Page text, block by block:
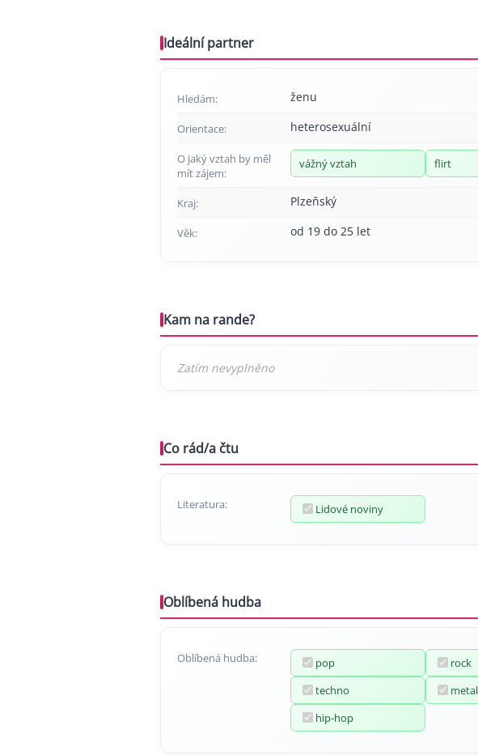
Ideální partner
Hledám: ženu
Orientace: heterosexuální
O jaký vztah by měl
mít zájem:
vážný vztah flirt
Kraj: Plzeňský
Věk: od 19 do 25 let
Kam na rande?
Co rád/a čtu
Literatura: Lidové noviny
Oblíbená hudba
Oblíbená hudba: pop
rock
techno
metal
hip-hop